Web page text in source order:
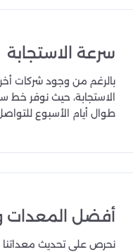
سرعة الاستجابة
بالرغم من وجود شركات
الاستجابة، حيث نوفر خط
طوال أيام الأسبوع
أفضل المعدات
نحرص على تحديث معداتنا